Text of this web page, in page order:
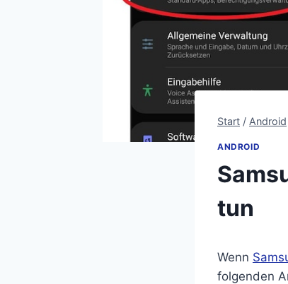
Start / Android
ANDROID
tun
Wenn
folgenden